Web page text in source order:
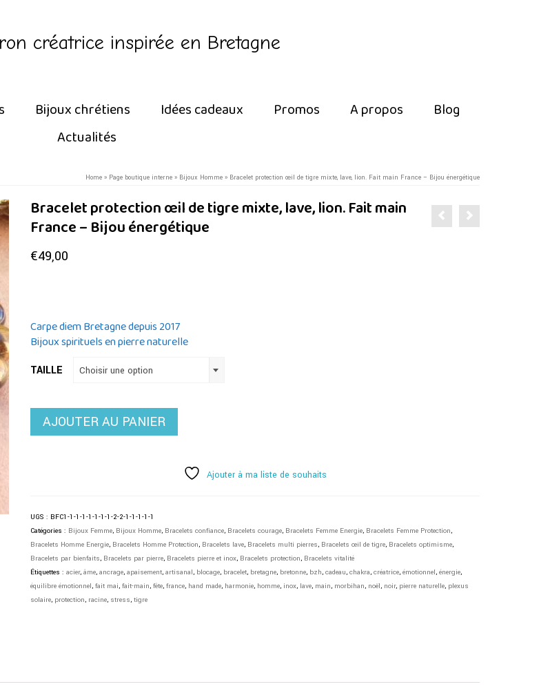
créatrice inspirée en Bretagne
Bijoux chrétiens Idées cadeaux Promos A propos
Blog
Actualités
Home » Page boutique interne » Bijoux Homme » Bracelet protection œil de tigre mixte, lave, lion. Fait main France – Bijou énergétique
Bracelet protection œil de tigre mixte, lave, lion. Fait main
France – Bijou énergétique
€49,00
Carpe diem Bretagne depuis 2017
Bijoux spirituels en pierre naturelle
TAILLE Choisir une option
AJOUTER AU PANIER
Ajouter à ma liste de souhaits
UGS : BFC1-1-1-1-1-1-1-1-2-2-1-1-1-1-1
Catégories : Bijoux Femme, Bijoux Homme, Bracelets confiance, Bracelets courage, Bracelets Femme Energie, Bracelets Femme Protection,
Bracelets Homme Energie, Bracelets Homme Protection, Bracelets lave, Bracelets multi pierres, Bracelets œil de tigre, Bracelets optimisme,
Bracelets par bienfaits, Bracelets par pierre, Bracelets pierre et inox, Bracelets protection, Bracelets vitalité
Étiquettes : acier, âme, ancrage, apaisement, artisanal, blocage, bracelet, bretagne, bretonne, bzh, cadeau, chakra, créatrice, émotionnel, énergie,
équilibre émotionnel, fait mai, fait-main, fête, france, hand made, harmonie, homme, inox, lave, main, morbihan, noël, noir, pierre naturelle, plexus
solaire, protection, racine, stress, tigre